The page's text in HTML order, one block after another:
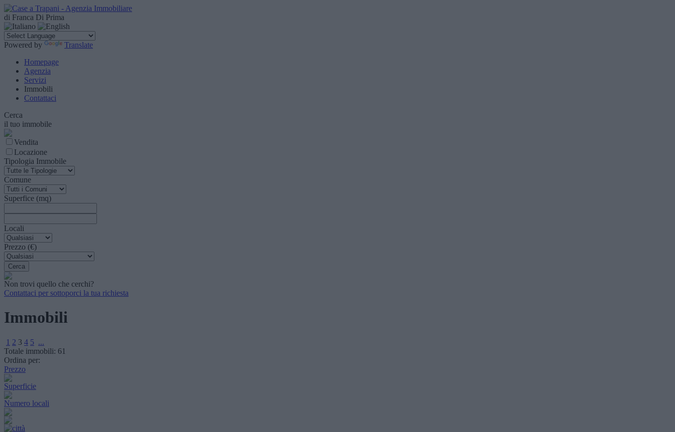
di Franca Di Prima
Powered by
Translate
Homepage
Agenzia
Servizi
Immobili
Contattaci
Cerca
il tuo immobile
Vendita
Locazione
Tipologia Immobile
Comune
Superfice (mq)
Locali
Prezzo (€)
Non trovi quello che cerchi?
Contattaci per sottoporci la tua richiesta
Immobili
1 2 3 4 5 ...
Totale immobili: 61
Ordina per:
Prezzo
Superficie
Numero locali